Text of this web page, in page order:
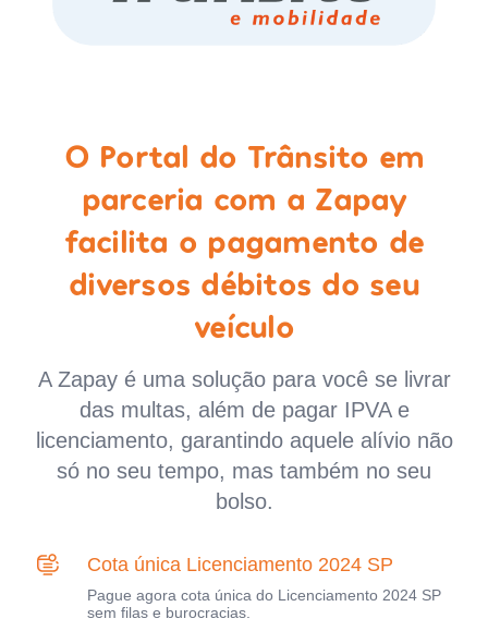
O Portal do Trânsito em
parceria com a Zapay
facilita o pagamento de
diversos débitos do seu
veículo
A Zapay é uma solução para você se livrar
das multas, além de pagar IPVA e
licenciamento, garantindo aquele alívio não
só no seu tempo, mas também no seu
bolso.
Cota única Licenciamento 2024 SP
Pague agora cota única do Licenciamento 2024 SP
sem filas e burocracias.